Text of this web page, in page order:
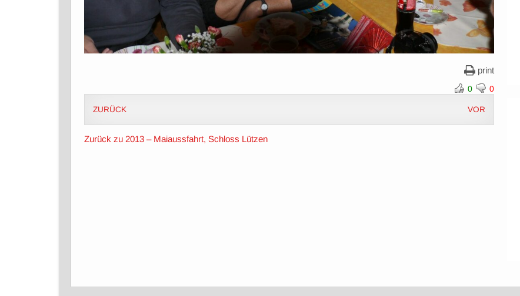
print
0 0
ZURÜCK VOR
Zurück zu 2013 – Maiaussfahrt, Schloss Lützen